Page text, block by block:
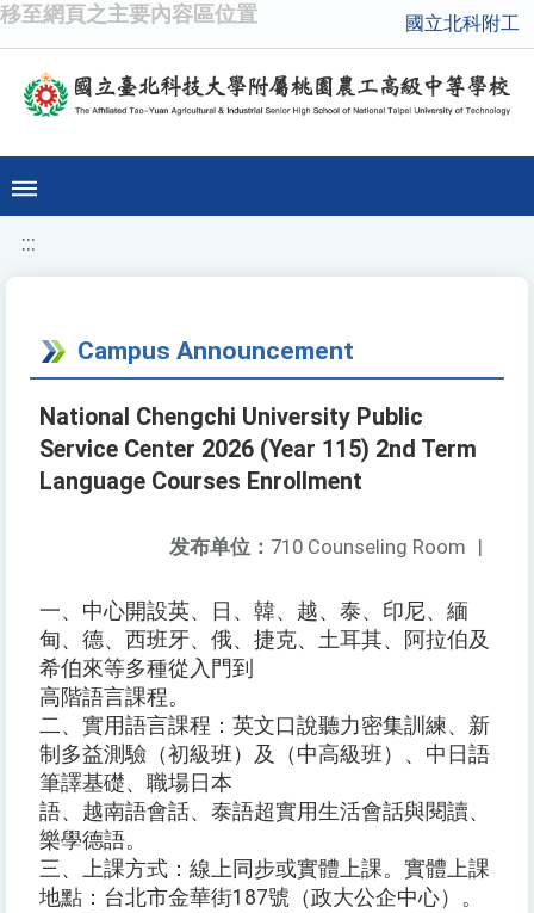
移至網頁之主要內容區位置 國立北科附工
:::
Campus Announcement
National Chengchi University Public
Service Center 2026 (Year 115) 2nd Term
Language Courses Enrollment
发布单位： 710 Counseling Room |
一、中心開設英、日、韓、越、泰、印尼、緬
甸、德、西班牙、俄、捷克、土耳其、阿拉伯及
希伯來等多種從入門到
高階語言課程。
二、實用語言課程：英文口說聽力密集訓練、新
制多益測驗（初級班）及（中高級班）、中日語
筆譯基礎、職場日本
語、越南語會話、泰語超實用生活會話與閱讀、
樂學德語。
三、上課方式：線上同步或實體上課。實體上課
地點：台北市金華街187號（政大公企中心）。